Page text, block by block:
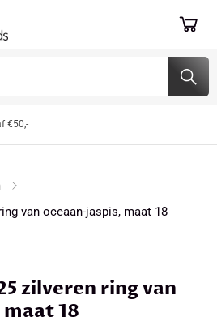
bij jou past
€50,-
van oceaan-jaspis, maat 18
zilveren ring van
18